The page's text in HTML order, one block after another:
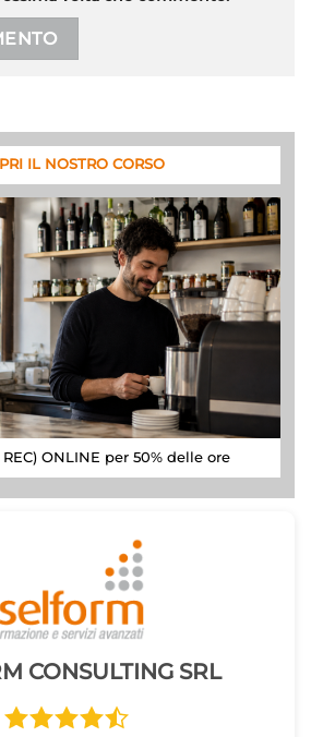
IL NOSTRO CORSO
ONLINE per 50% delle ore
CONSULTING SRL